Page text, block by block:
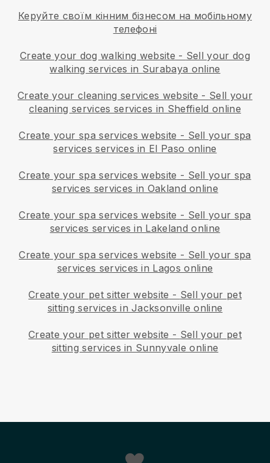
Керуйте своїм кінним бізнесом на мобільному
телефоні
Create your dog walking website - Sell your dog
walking services in Surabaya online
Create your cleaning services website - Sell your
cleaning services services in Sheffield online
Create your spa services website - Sell your spa
services services in El Paso online
Create your spa services website - Sell your spa
services services in Oakland online
Create your spa services website - Sell your spa
services services in Lakeland online
Create your spa services website - Sell your spa
services services in Lagos online
Create your pet sitter website - Sell your pet
sitting services in Jacksonville online
Create your pet sitter website - Sell your pet
sitting services in Sunnyvale online